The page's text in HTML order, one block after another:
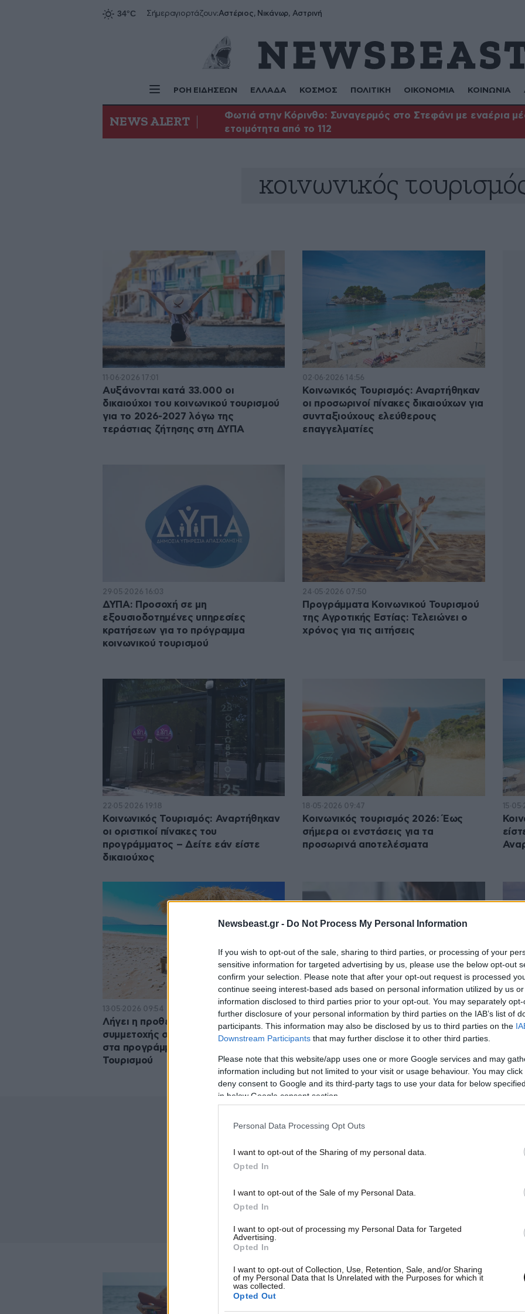
Newsbeast.gr - Do Not Process My Personal Information
If you wish to opt-out of the sale, sharing to third parties, or processing of your
sensitive information for targeted advertising by us, please use the below opt-out
confirm your selection. Please note that after your opt-out request is processed
continue seeing interest-based ads based on personal information utilized by us
information disclosed to third parties prior to your opt-out. You may separately
further disclosure of your personal information by third parties on the IAB’s list of
participants. This information may also be disclosed by us to third parties on the
Downstream Participants that may further disclose it to other third parties.
Please note that this website/app uses one or more Google services and may
information including but not limited to your visit or usage behaviour. You may
deny consent to Google and its third-party tags to use your data for below
in below Google consent section.
Personal Data Processing Opt Outs
I want to opt-out of the Sharing of my personal data.
Opted In
I want to opt-out of the Sale of my Personal Data.
Opted In
I want to opt-out of processing my Personal Data for Targeted
Advertising.
Opted In
I want to opt-out of Collection, Use, Retention, Sale, and/or Sharing
of my Personal Data that Is Unrelated with the Purposes for which it
was collected.
Opted Out
Σήμεραγιορτάζουν:Αστέριος, Νικάνωρ, Αστρινή
ΡΟΗ ΕΙΔΗΣΕΩΝ ΕΛΛΑΔΑ ΚΟΣΜΟΣ ΠΟΛΙΤΙΚΗ ΟΙΚΟΝΟΜΙΑ ΚΟΙΝΩΝΙΑ
NEWS ALERT
Φωτιά στην Κόρινθο: Συναγερμός στο Στεφάνι με εναέρια
ετοιμότητα από το 112
κοινωνικός
11·06·2026 17:01
Αυξάνονται κατά 33.000 οι
δικαιούχοι του κοινωνικού τουρισμού
για το 2026-2027 λόγω της
τεράστιας ζήτησης στη ΔΥΠΑ
02·06·2026 14:56
Κοινωνικός Τουρισμός: Αναρτήθηκαν
οι προσωρινοί πίνακες δικαιούχων για
συνταξιούχους ελεύθερους
επαγγελματίες
29·05·2026 16:03
ΔΥΠΑ: Προσοχή σε μη
εξουσιοδοτημένες υπηρεσίες
κρατήσεων για το πρόγραμμα
κοινωνικού τουρισμού
24·05·2026 07:50
Προγράμματα Κοινωνικού Τουρισμού
της Αγροτικής Εστίας: Τελειώνει ο
χρόνος για τις αιτήσεις
22·05·2026 19:18
Κοινωνικός Τουρισμός: Αναρτήθηκαν
οι οριστικοί πίνακες του
προγράμματος – Δείτε εάν είστε
δικαιούχος
18·05·2026 09:47
Κοινωνικός τουρισμός 2026: Έως
σήμερα οι ενστάσεις για τα
προσωρινά αποτελέσματα
13·05·2026 09:54
Λήγει η προθεσμία για τις αιτήσεις
συμμετοχής συνταξιούχων (τ. ΟΑΕΕ)
στα προγράμματα Κοινωνικού
Τουρισμού
04·05·2026 15:53
Ρεκόρ αιτήσεων για το πρόγραμμα
κοινωνικού τουρισμού της ΔΥΠΑ –
ενδιαφερόμενοι